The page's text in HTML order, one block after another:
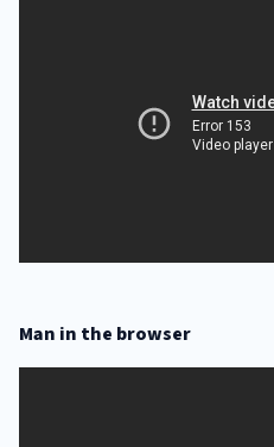
Man in the browser